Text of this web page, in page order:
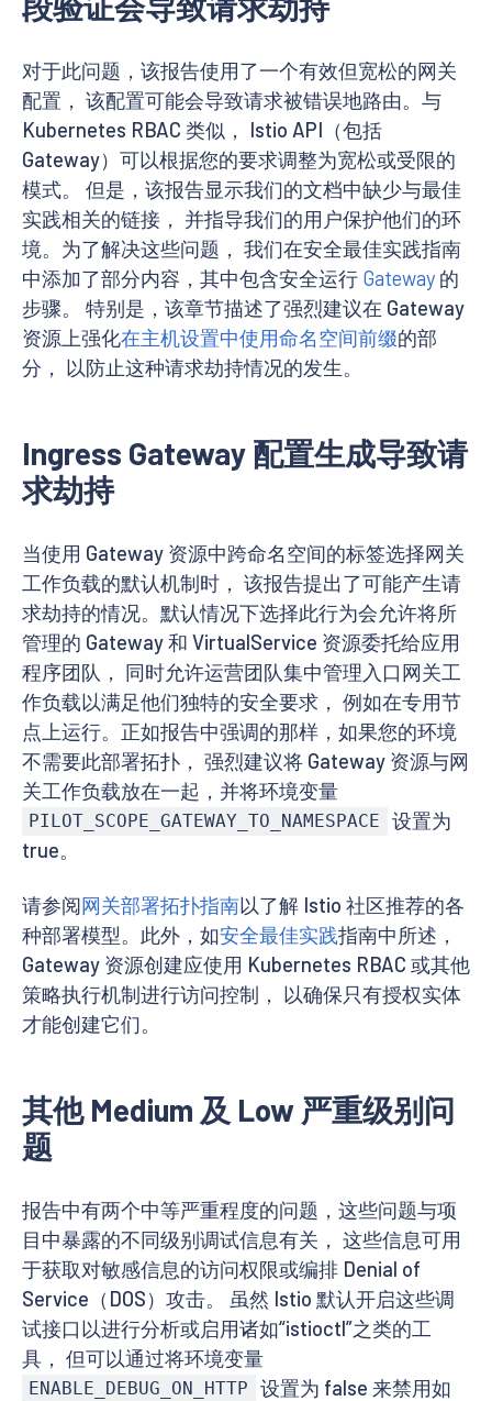
对于此问题，该报告使用了一个有效但宽松的网关
配置， 该配置可能会导致请求被错误地路由。与
Kubernetes RBAC 类似， Istio API（包括
Gateway）可以根据您的要求调整为宽松或受限的
模式。 但是，该报告显示我们的文档中缺少与最佳
实践相关的链接， 并指导我们的用户保护他们的环
境。为了解决这些问题， 我们在安全最佳实践指南
中添加了部分内容，其中包含安全运行 Gateway 的
步骤。 特别是，该章节描述了强烈建议在 Gateway
资源上强化在主机设置中使用命名空间前缀的部
分， 以防止这种请求劫持情况的发生。
Ingress Gateway 配置生成导致请
求劫持
当使用 Gateway 资源中跨命名空间的标签选择网关
工作负载的默认机制时， 该报告提出了可能产生请
求劫持的情况。默认情况下选择此行为会允许将所
管理的 Gateway 和 VirtualService 资源委托给应用
程序团队， 同时允许运营团队集中管理入口网关工
作负载以满足他们独特的安全要求， 例如在专用节
点上运行。正如报告中强调的那样，如果您的环境
不需要此部署拓扑， 强烈建议将 Gateway 资源与网
关工作负载放在一起，并将环境变量
PILOT_SCOPE_GATEWAY_TO_NAMESPACE
设置为
true。
请参阅网关部署拓扑指南以了解 Istio 社区推荐的各
种部署模型。此外，如安全最佳实践指南中所述，
Gateway 资源创建应使用 Kubernetes RBAC 或其他
策略执行机制进行访问控制， 以确保只有授权实体
才能创建它们。
其他 Medium 及 Low 严重级别问
题
报告中有两个中等严重程度的问题，这些问题与项
目中暴露的不同级别调试信息有关， 这些信息可用
于获取对敏感信息的访问权限或编排 Denial of
Service（DOS）攻击。 虽然 Istio 默认开启这些调
试接口以进行分析或启用诸如“istioctl”之类的工
具， 但可以通过将环境变量
ENABLE_DEBUG_ON_HTTP
设置为 false 来禁用如